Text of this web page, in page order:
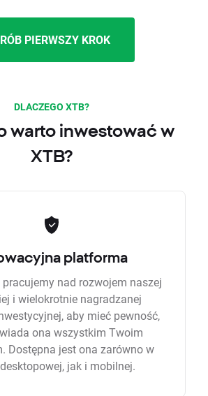
PIERWSZY KROK
DLACZEGO XTB?
warto inwestować w
XTB?
platforma
nad rozwojem naszej
i wielokrotnie nagradzanej
aby mieć pewność,
ona wszystkim Twoim
Dostępna jest ona zarówno w
jak i mobilnej.